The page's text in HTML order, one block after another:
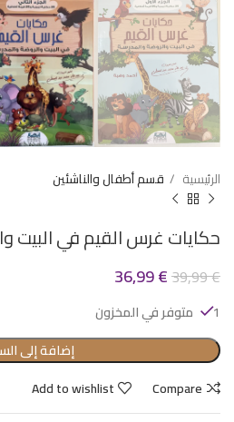
الرئيسية قسم أطفال والناشئين
حكايات غرس القيم في البيت
39,99€
36,99€
1 متوفر في المخزون
إضافة إلى
Compare
Add to wishlist